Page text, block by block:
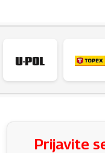
Prijavite